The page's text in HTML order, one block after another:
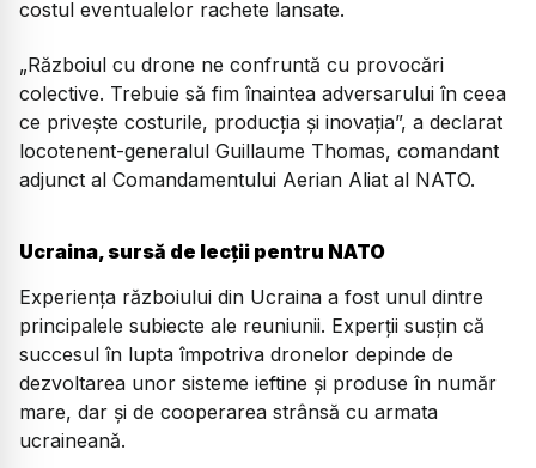
costul eventualelor rachete lansate.
„Războiul cu drone ne confruntă cu provocări
colective. Trebuie să fim înaintea adversarului în ceea
ce privește costurile, producția și inovația”, a declarat
locotenent-generalul Guillaume Thomas, comandant
adjunct al Comandamentului Aerian Aliat al NATO.
Ucraina, sursă de lecții pentru NATO
Experiența războiului din Ucraina a fost unul dintre
principalele subiecte ale reuniunii. Experții susțin că
succesul în lupta împotriva dronelor depinde de
dezvoltarea unor sisteme ieftine și produse în număr
mare, dar și de cooperarea strânsă cu armata
ucraineană.